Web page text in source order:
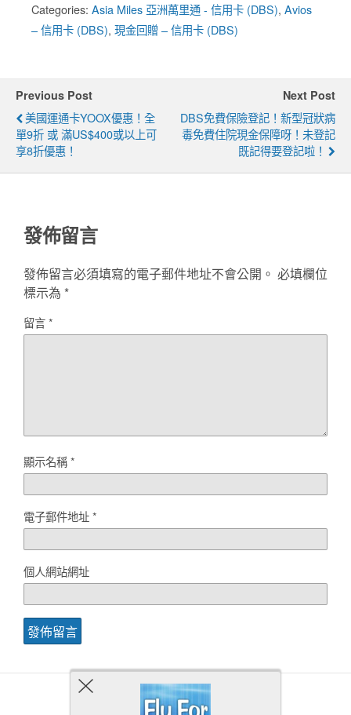
Categories: Asia Miles 亞洲萬里通 - 信用卡 (DBS), Avios
– 信用卡 (DBS), 現金回贈 – 信用卡 (DBS)
Previous Post
美國運通卡YOOX優惠！全
單9折 或 滿US$400或以上可
享8折優惠！
Next Post
DBS免費保險登記！新型冠狀病
毒免費住院現金保障呀！未登記
既記得要登記啦！
發佈留言
發佈留言必須填寫的電子郵件地址不會公開。 必填欄位
標示為 *
留言*
顯示名稱*
電子郵件地址*
個人網站網址